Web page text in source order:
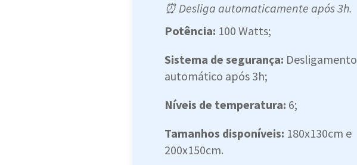
⏰ Desliga automaticamente após 3h.
Potência: 100 Watts;
Sistema de segurança: Desligamento
automático após 3h;
Níveis de temperatura: 6;
Tamanhos disponíveis: 180x130cm e
200x150cm.